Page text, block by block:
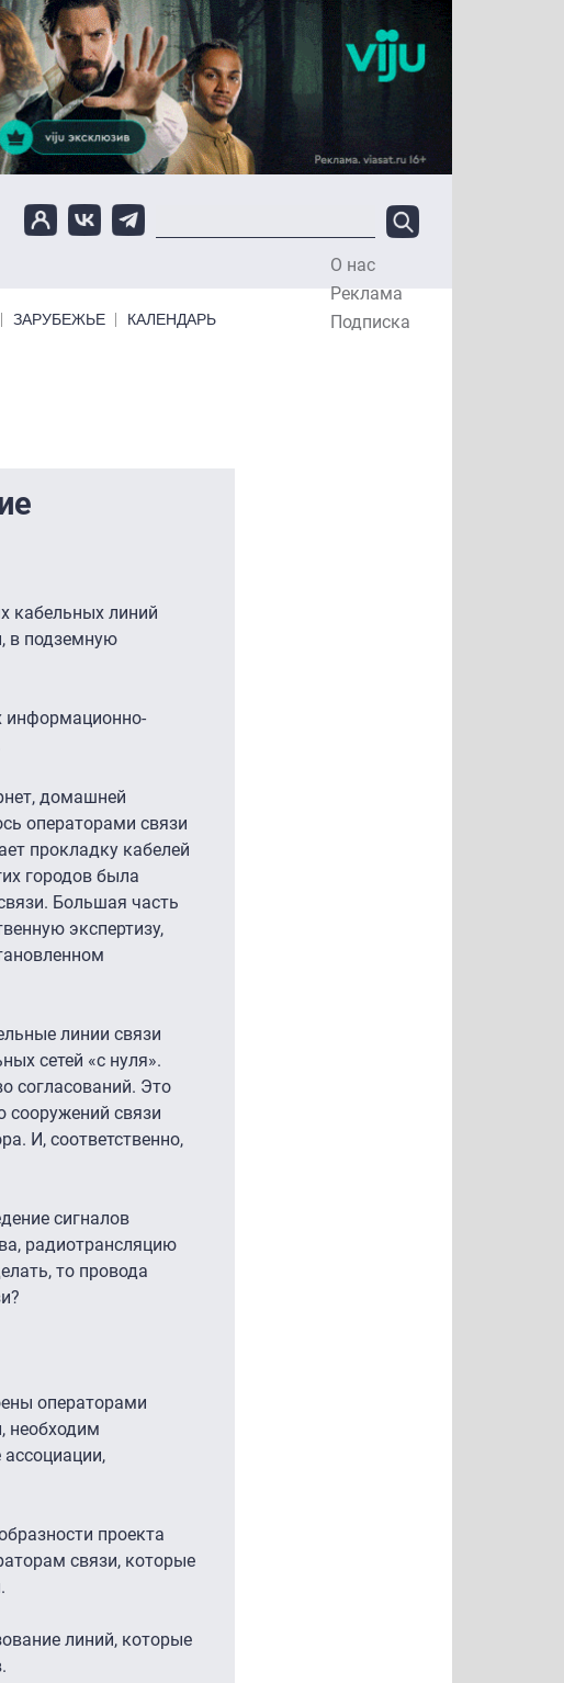
О нас
Реклама
Подписка
ЗАРУБЕЖЬЕ КАЛЕНДАРЬ
кабельных линий
в подземную
информационно-
домашней
операторами связи
прокладку кабелей
городов была
Большая часть
экспертизу,
линии связи
сетей «с нуля».
согласований. Это
сооружений связи
И, соответственно,
сигналов
радиотрансляцию
то провода
операторами
необходим
проекта
связи, которые
линий, которые